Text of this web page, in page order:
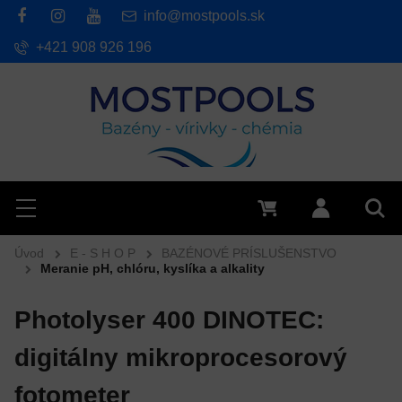
Hľadať
Menu Prihlásiť
info@mostpools.sk
+421 908 926 196
Úvod E - S H O P
BAZÉNOVÉ PRÍSLUŠENSTVO
Meranie pH, chlóru, kyslíka a alkality
Photolyser 400 DINOTEC:
digitálny mikroprocesorový
fotometer